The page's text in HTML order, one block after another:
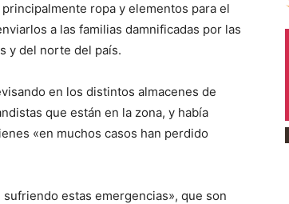
ropa y elementos para el
a las familias damnificadas por las
y del norte del país.
en los distintos almacenes de
que están en la zona, y había
«en muchos casos han perdido
estas emergencias», que son